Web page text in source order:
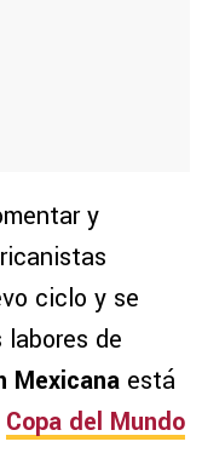
y
ciclo y se
labores de
Mexicana está
Copa del Mundo